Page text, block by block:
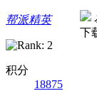
帮派精英
积分
18875
下